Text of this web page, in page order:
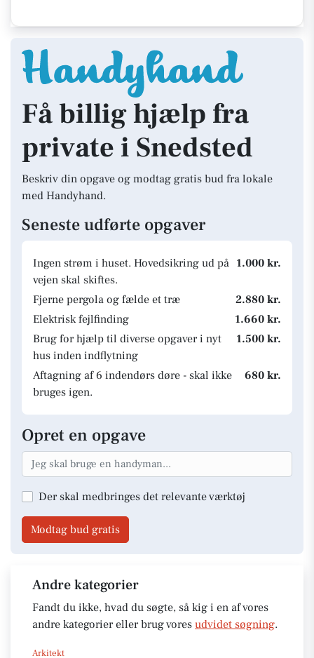
Få billig hjælp fra
private i Snedsted
Beskriv din opgave og modtag gratis bud fra lokale
med Handyhand.
Seneste udførte opgaver
Ingen strøm i huset. Hovedsikring ud på
vejen skal skiftes.
1.000 kr.
Fjerne pergola og fælde et træ
2.880 kr.
Elektrisk fejlfinding
1.660 kr.
Brug for hjælp til diverse opgaver i nyt
hus inden indflytning
1.500 kr.
Aftagning af 6 indendørs døre - skal ikke
bruges igen.
680 kr.
Opret en opgave
Der skal medbringes det relevante værktøj
Modtag bud gratis
Andre kategorier
Fandt du ikke, hvad du søgte, så kig i en af vores
andre kategorier eller brug vores udvidet søgning.
Arkitekt